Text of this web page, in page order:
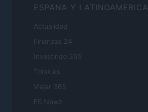
ESPANA Y LATINOAMERICA
Actualidad
Finanzas 24
Investindo 365
Think.es
Viajar 365
ES Newz